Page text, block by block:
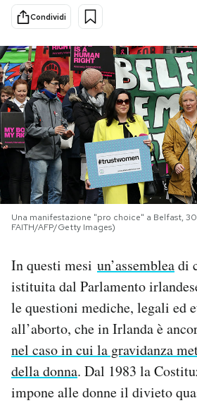
Economia
PODCAST
NEWSLETTER
I MIEI PREFERITI
SHOP
CALENDARIO
AREA PERSONALE
Area Personale
Newsletter
Notifiche mobile
Condividi
Una manifestazione "pro choice" a Belfast,
FAITH/AFP/Getty Images)
In questi mesi un’assembleadi
istituita dal Parlamento
le questioni mediche, legali ed
all’aborto, che in Irlanda è
nel caso in cui la gravidanza
della donna. Dal 1983 la
impone alle donne il divieto